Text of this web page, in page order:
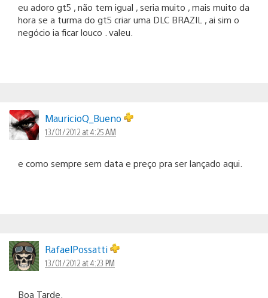
eu adoro gt5 , não tem igual , seria muito , mais muito da
hora se a turma do gt5 criar uma DLC BRAZIL , ai sim o
negócio ia ficar louco . valeu.
MauricioQ_Bueno
13/01/2012 at 4:25 AM
e como sempre sem data e preço pra ser lançado aqui.
RafaelPossatti
13/01/2012 at 4:23 PM
Boa Tarde.